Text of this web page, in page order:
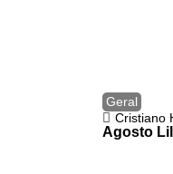
Geral
Cristiano
Agosto